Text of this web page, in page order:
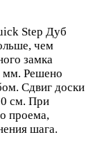
Step Дуб
чем
замка
мм. Решено
Сдвиг доски
см. При
проема,
шага.